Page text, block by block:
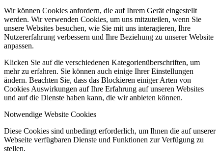
Wir können Cookies anfordern, die auf Ihrem Gerät eingestellt
werden. Wir verwenden Cookies, um uns mitzuteilen, wenn Sie
unsere Websites besuchen, wie Sie mit uns interagieren, Ihre
Nutzererfahrung verbessern und Ihre Beziehung zu unserer Website
anpassen.
Klicken Sie auf die verschiedenen Kategorienüberschriften, um
mehr zu erfahren. Sie können auch einige Ihrer Einstellungen
ändern. Beachten Sie, dass das Blockieren einiger Arten von
Cookies Auswirkungen auf Ihre Erfahrung auf unseren Websites
und auf die Dienste haben kann, die wir anbieten können.
Notwendige Website Cookies
Diese Cookies sind unbedingt erforderlich, um Ihnen die auf unserer
Webseite verfügbaren Dienste und Funktionen zur Verfügung zu
stellen.